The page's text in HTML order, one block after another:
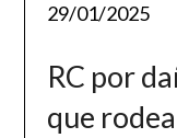
29/01/2025
RC por
que